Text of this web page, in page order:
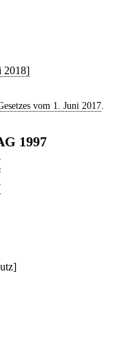
2018]
vom 1. Juni 2017.
1997
]